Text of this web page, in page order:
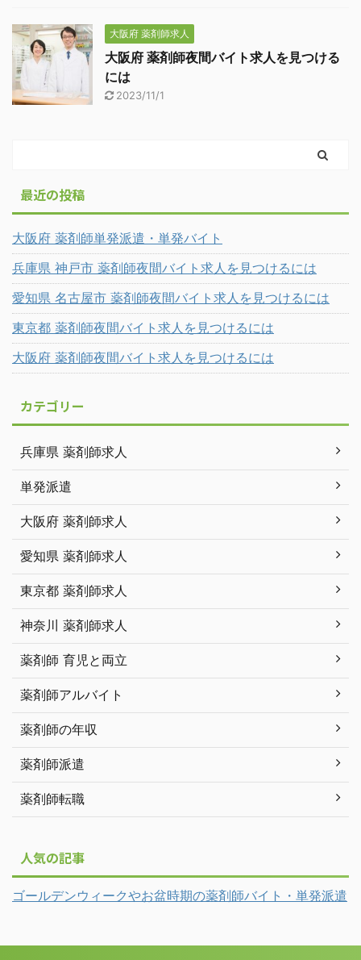
大阪府 薬剤師求人
大阪府 薬剤師夜間バイト求人を見つける
には
2023/11/1
最近の投稿
大阪府 薬剤師単発派遣・単発バイト
兵庫県 神戸市 薬剤師夜間バイト求人を見つけるには
愛知県 名古屋市 薬剤師夜間バイト求人を見つけるには
東京都 薬剤師夜間バイト求人を見つけるには
大阪府 薬剤師夜間バイト求人を見つけるには
カテゴリー
兵庫県 薬剤師求人
単発派遣
大阪府 薬剤師求人
愛知県 薬剤師求人
東京都 薬剤師求人
神奈川 薬剤師求人
薬剤師 育児と両立
薬剤師アルバイト
薬剤師の年収
薬剤師派遣
薬剤師転職
人気の記事
ゴールデンウィークやお盆時期の薬剤師バイト・単発派遣